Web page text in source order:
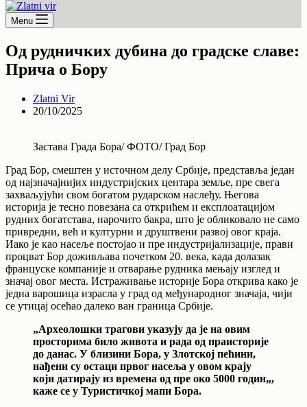
Menu
Од рудничких дубина до градске славе:
Прича о Бору
Zlatni Vir
20/10/2025
Застава Града Бора/ ФОТО/ Град Бор
Град Бор, смештен у источном делу Србије, представља један
од најзначајнијих индустријских центара земље, пре свега
захваљујући свом богатом рударском наслеђу. Његова
историја је тесно повезана са открићем и експлоатацијом
рудних богатстава, нарочито бакра, што је обликовало не само
привредни, већ и културни и друштвени развој овог краја.
Иако је као насеље постојао и пре индустријализације, прави
процват Бор доживљава почетком 20. века, када долазак
француске компаније и отварање рудника мењају изглед и
значај овог места. Истраживање историје Бора открива како је
једна варошица израсла у град од међународног значаја, чији
се утицај осећао далеко ван граница Србије.
„Археолошки трагови указују да је на овим
просторима било живота и рада од праисторије
до данас. У близини Бора, у Злотској пећини,
нађени су остаци првог насеља у овом крају
који датирају из времена од пре око 5000 годин„,
каже се у Туристичкој мапи Бора.